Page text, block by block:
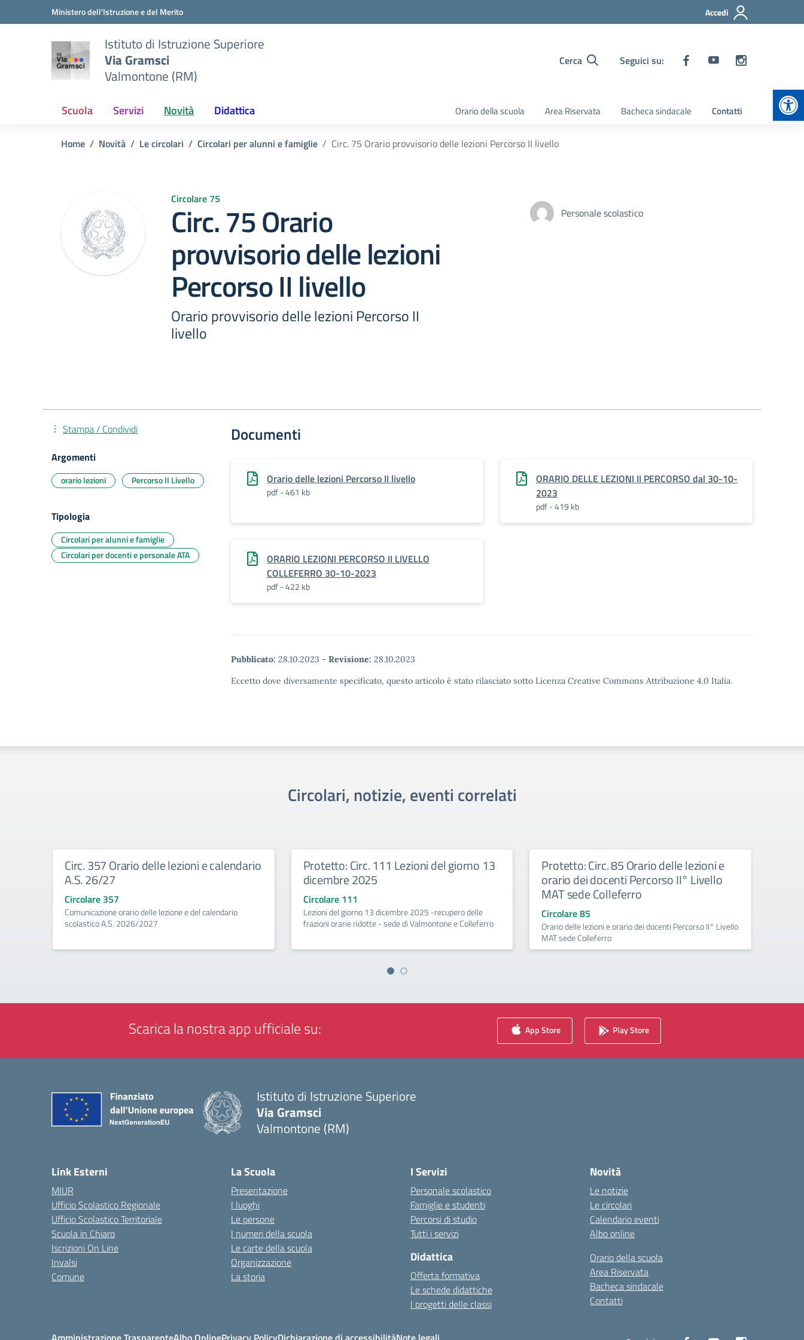
Vai ai contenuti
Vai al menu di navigazioneMinistero dell'Istruzione e del Merito Accedi
Istituto di Istruzione Superiore
Via Gramsci
Valmontone (RM)
Cerca Seguici su:
Scuola Servizi Novità Didattica Orario della scuola Area Riservata Bacheca sindacale Contatti
Home Novità Le circolari Circolari per alunni e famiglie Circ. 75 Orario provvisorio delle lezioni Percorso II livello
Circolare 75
Circ. 75 Orario
provvisorio delle lezioni
Percorso II livello
Orario provvisorio delle lezioni Percorso II
livello
Personale scolastico
Documenti
Orario delle lezioni Percorso II livello
pdf - 461 kb
ORARIO DELLE LEZIONI II PERCORSO dal 30-10-
2023
pdf - 419 kb
ORARIO LEZIONI PERCORSO II LIVELLO
COLLEFERRO 30-10-2023
pdf - 422 kb
Pubblicato: 28.10.2023 - Revisione: 28.10.2023
Eccetto dove diversamente specificato, questo articolo è stato rilasciato sotto Licenza Creative Commons Attribuzione 4.0 Italia.
Stampa / Condividi
Argomenti
orario lezioni Percorso II Livello
Tipologia
Circolari per alunni e famiglie
Circolari per docenti e personale ATA
Circolari, notizie, eventi correlati
Circ. 357 Orario delle lezioni e calendario
A.S. 26/27
Circolare 357
Comunicazione orario delle lezione e del calendario
scolastico A.S. 2026/2027
Protetto: Circ. 111 Lezioni del giorno 13
dicembre 2025
Circolare 111
Lezioni del giorno 13 dicembre 2025 -recupero delle
frazioni orarie ridotte - sede di Valmontone e Colleferro
Protetto: Circ. 85 Orario delle lezioni e
orario dei docenti Percorso II° Livello
MAT sede Colleferro
Circolare 85
Orario delle lezioni e orario dei docenti Percorso II° Livello
MAT sede Colleferro
Scarica la nostra app ufficiale su: App Store Play Store
Istituto di Istruzione Superiore
Via Gramsci
Valmontone (RM)
Link Esterni
MIUR
Ufficio Scolastico Regionale
Ufficio Scolastico Territoriale
Scuola in Chiaro
Iscrizioni On Line
Invalsi
Comune
La Scuola
Presentazione
I luoghi
Le persone
I numeri della scuola
Le carte della scuola
Organizzazione
La storia
I Servizi
Personale scolastico
Famiglie e studenti
Percorsi di studio
Tutti i servizi
Didattica
Offerta formativa
Le schede didattiche
I progetti delle classi
Novità
Le notizie
Le circolari
Calendario eventi
Albo online
Orario della scuola
Area Riservata
Bacheca sindacale
Contatti